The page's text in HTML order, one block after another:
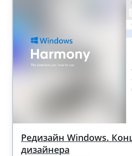
Редизайн Windows.
дизайнера